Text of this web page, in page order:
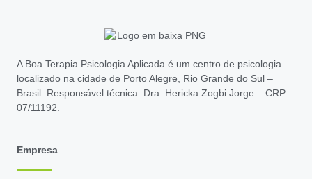
A Boa Terapia Psicologia Aplicada é um centro de psicologia
localizado na cidade de Porto Alegre, Rio Grande do Sul –
Brasil. Responsável técnica: Dra. Hericka Zogbi Jorge – CRP
07/11192.
Empresa